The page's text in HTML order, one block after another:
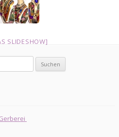
SLIDESHOW]